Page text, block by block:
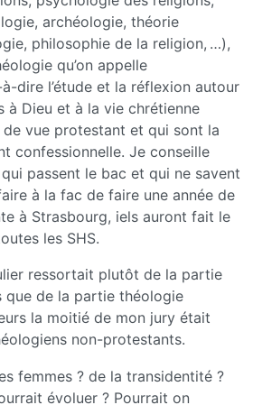
archéologie, théorie
philosophie de la religion, …),
qu’on appelle
dire l’étude et la réflexion autour
à Dieu et à la vie chrétienne
de vue protestant et qui sont la
confessionnelle. Je conseille
passent le bac et qui ne savent
à la fac de faire une année de
à Strasbourg, iels auront fait le
les SHS.
ressortait plutôt de la partie
que de la partie théologie
la moitié de mon jury était
non-protestants.
femmes ? de la transidentité ?
évoluer ? Pourrait on